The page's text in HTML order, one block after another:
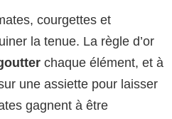
courgettes et
la tenue. La règle d’or
chaque élément, et à
une assiette pour laisser
gagnent à être